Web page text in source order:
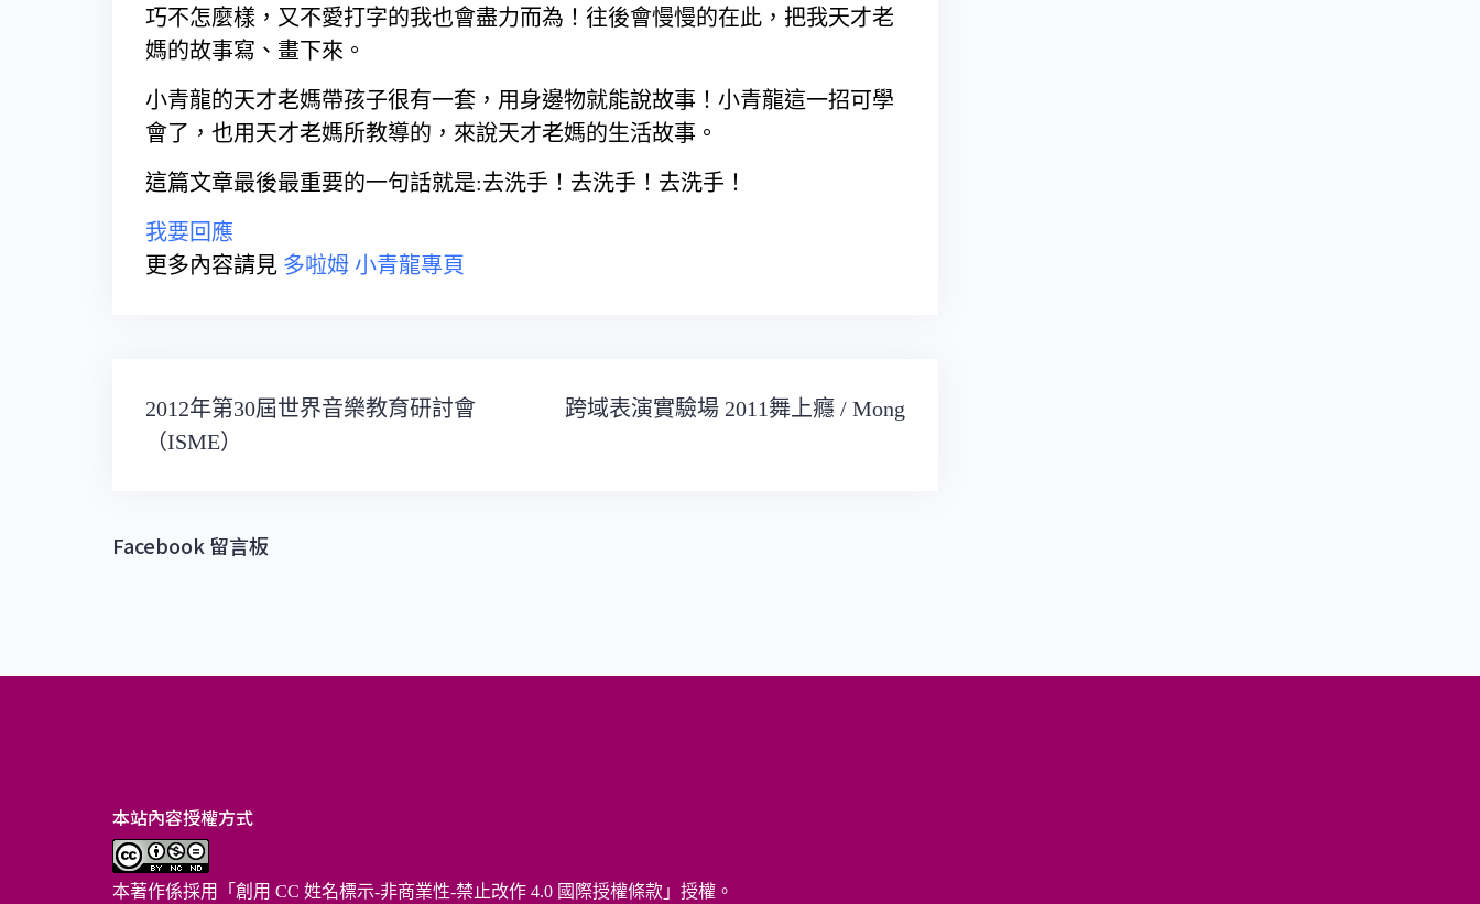
巧不怎麼樣，又不愛打字的我也會盡力而為！往後會慢慢的在此，把我天才老
媽的故事寫、畫下來。
小青龍的天才老媽帶孩子很有一套，用身邊物就能說故事！小青龍這一招可學
會了，也用天才老媽所教導的，來說天才老媽的生活故事。
這篇文章最後最重要的一句話就是:去洗手！去洗手！去洗手！
我要回應
更多內容請見 多啦姆 小青龍專頁
文
章
2012年第30屆世界音樂教育研討會
（ISME）
跨域表演實驗場 2011舞上癮 / Mong
Facebook 留言板
本站內容授權方式
本著作係採用「 創用 CC 姓名標示-非商業性-禁止改作 4.0 國際授權條款 」授權。